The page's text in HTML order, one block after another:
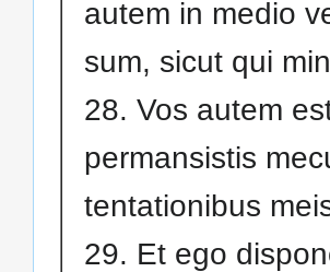
autem in medio
sum, sicut qui
28. Vos autem
permansistis
tentationibus
29. Et ego